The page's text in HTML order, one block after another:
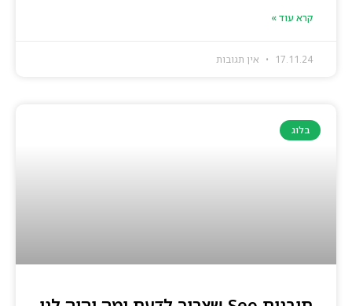
קרא עוד »
17.11.24 אין תגובות
בלוג